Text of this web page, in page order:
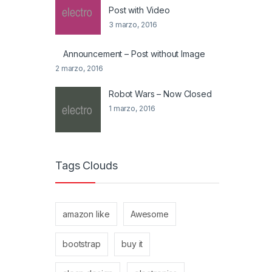
Post with Video
3 marzo, 2016
Announcement – Post without Image
2 marzo, 2016
Robot Wars – Now Closed
1 marzo, 2016
Tags Clouds
amazon like Awesome
bootstrap buy it